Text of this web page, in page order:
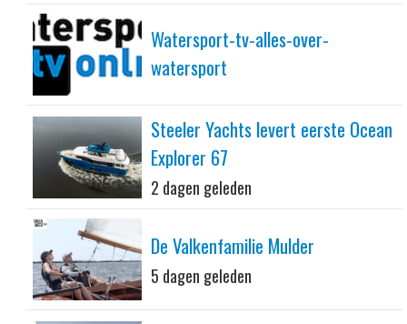
Watersport-tv-alles-over-
watersport
Steeler Yachts levert eerste Ocean
Explorer 67
2 dagen geleden
De Valkenfamilie Mulder
5 dagen geleden